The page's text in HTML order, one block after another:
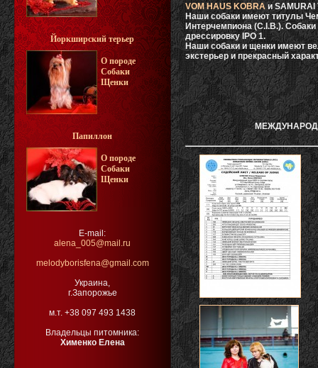
Йоркширский терьер
О породе
Собаки
Щенки
Папиллон
О породе
Собаки
Щенки
E-mail:
alena_005@mail.ru
melodyborisfena@gmail.com
Украина,
г.Запорожье
м.т. +38 097 493 1438
Владельцы питомника:
Хименко Елена
VOM HAUS KOBRA и SAMURAI
Наши собаки имеют титулы
Интерчемпиона (C.I.B.).
дрессировку IPO 1.
Наши собаки и щенки имеют
экстерьер и прекрасный